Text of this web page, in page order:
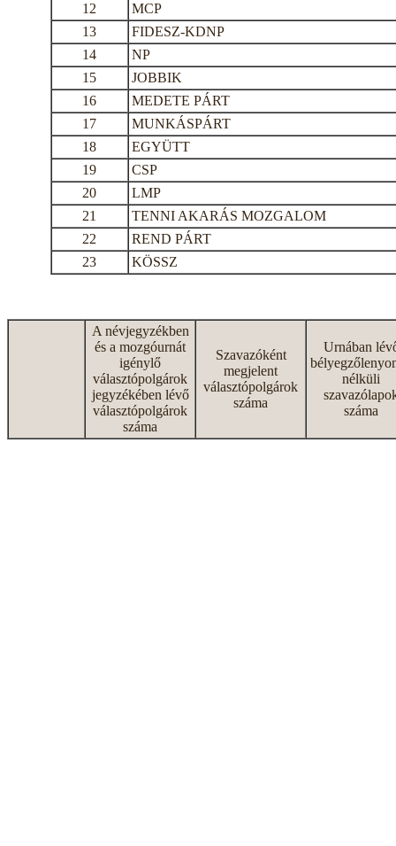
12
MCP
13
FIDESZ-KDNP
14
NP
15
JOBBIK
16
MEDETE PÁRT
17
MUNKÁSPÁRT
18
EGYÜTT
19
CSP
20
LMP
21
TENNI AKARÁS MOZGALOM
22
REND PÁRT
23
KÖSSZ
A névjegyzékben
és a mozgóurnát
igénylő
választópolgárok
jegyzékében lévő
választópolgárok
száma
Szavazóként
megjelent
választópolgárok
száma
Urnában
nélküli
száma